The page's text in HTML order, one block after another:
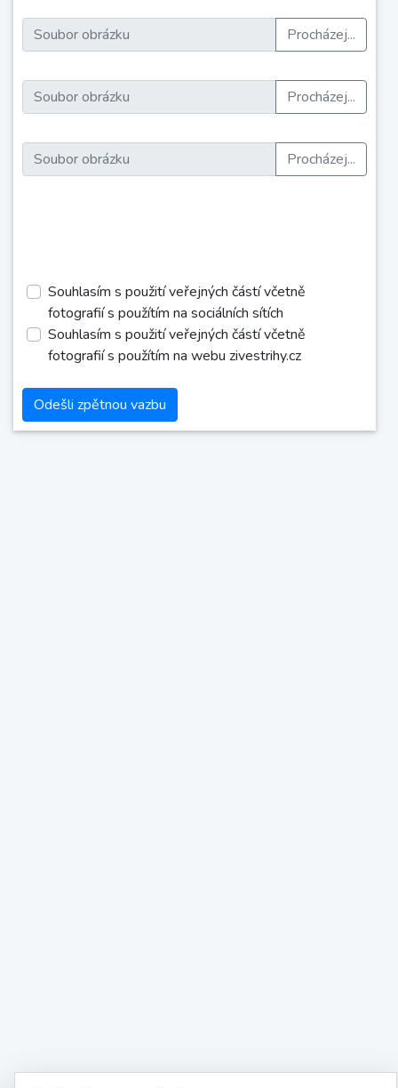
Procházej...
Procházej...
Procházej...
Souhlasím s použití veřejných částí včetně
fotografií s použítím na sociálních sítích
Souhlasím s použití veřejných částí včetně
fotografií s použítím na webu zivestrihy.cz